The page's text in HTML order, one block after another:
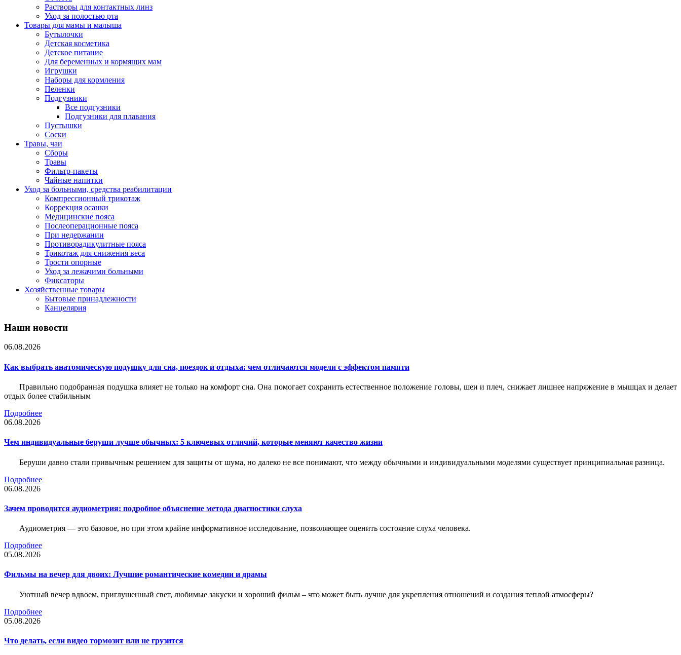
Растворы для контактных линз
Уход за полостью рта
Товары для мамы и малыша
Бутылочки
Детская косметика
Детское питание
Для беременных и кормящих мам
Игрушки
Наборы для кормления
Пеленки
Подгузники
Все подгузники
Подгузники для плавания
Пустышки
Соски
Травы, чаи
Сборы
Травы
Фильтр-пакеты
Чайные напитки
Уход за больными, средства реабилитации
Компрессионный трикотаж
Коррекция осанки
Медицинские пояса
Послеоперационные пояса
При недержании
Противорадикулитные пояса
Трикотаж для снижения веса
Трости опорные
Уход за лежачими больными
Фиксаторы
Хозяйственные товары
Бытовые принадлежности
Канцелярия
Наши новости
06.08.2026
Как выбрать анатомическую подушку для сна, поездок и отдыха: чем отличаются модели с эффектом памяти
Правильно подобранная подушка влияет не только на комфорт сна. Она помогает сохранить естественное положение головы, шеи и плеч, снижает лишнее напряжение в мышцах и делает
отдых более стабильным
Подробнее
06.08.2026
Чем индивидуальные беруши лучше обычных: 5 ключевых отличий, которые меняют качество жизни
Беруши давно стали привычным решением для защиты от шума, но далеко не все понимают, что между обычными и индивидуальными моделями существует принципиальная разница.
Подробнее
06.08.2026
Зачем проводится аудиометрия: подробное объяснение метода диагностики слуха
Аудиометрия — это базовое, но при этом крайне информативное исследование, позволяющее оценить состояние слуха человека.
Подробнее
05.08.2026
Фильмы на вечер для двоих: Лучшие романтические комедии и драмы
Уютный вечер вдвоем, приглушенный свет, любимые закуски и хороший фильм – что может быть лучше для укрепления отношений и создания теплой атмосферы?
Подробнее
05.08.2026
Что делать, если видео тормозит или не грузится